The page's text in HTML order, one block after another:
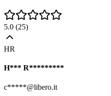
5.0 (25)
HR
H*** R*********
c*****@libero.it